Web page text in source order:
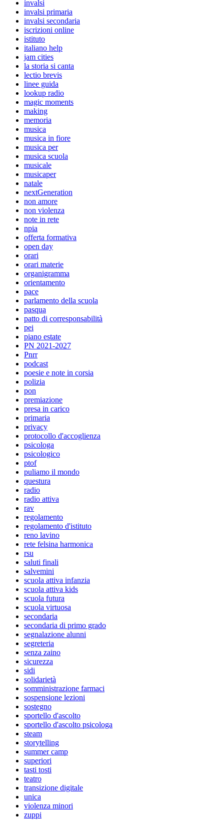
invalsi
invalsi primaria
invalsi secondaria
iscrizioni online
istituto
italiano help
jam cities
la storia si canta
lectio brevis
linee guida
lookup radio
magic moments
making
memoria
musica
musica in fiore
musica per
musica scuola
musicale
musicaper
natale
nextGeneration
non amore
non violenza
note in rete
npia
offerta formativa
open day
orari
orari materie
organigramma
orientamento
pace
parlamento della scuola
pasqua
patto di corresponsabilità
pei
piano estate
PN 2021-2027
Pnrr
podcast
poesie e note in corsia
polizia
pon
premiazione
presa in carico
primaria
privacy
protocollo d'accoglienza
psicologa
psicologico
ptof
puliamo il mondo
questura
radio
radio attiva
rav
regolamento
regolamento d'istituto
reno lavino
rete felsina harmonica
rsu
saluti finali
salvemini
scuola attiva infanzia
scuola attiva kids
scuola futura
scuola virtuosa
secondaria
secondaria di primo grado
segnalazione alunni
segreteria
senza zaino
sicurezza
sidi
solidarietà
somministrazione farmaci
sospensione lezioni
sostegno
sportello d'ascolto
sportello d'ascolto psicologa
steam
storytelling
summer camp
superiori
tasti tosti
teatro
transizione digitale
unica
violenza minori
zuppi